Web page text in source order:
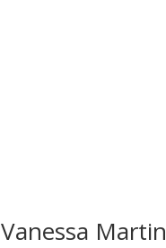
Vanessa Martin